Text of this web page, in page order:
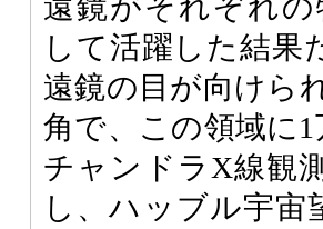
して活躍した結果
遠鏡の目が向けら
角で、この領域に
チャンドラX線観
し、ハッブル宇